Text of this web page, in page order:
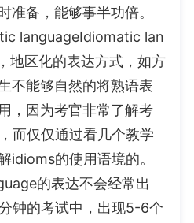
准备，能够事半功倍。
languageIdiomatic lan
地区化的表达方式，如方
不能够自然的将熟语表
，因为考官非常了解考
而仅仅通过看几个教学
idioms的使用语境的。
的表达不会经常出
钟的考试中，出现5-6个